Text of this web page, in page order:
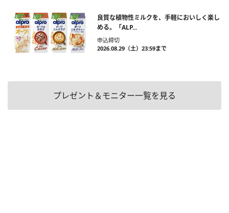
良質な植物性ミルクを、手軽においしく楽し
める。「ALP...
申込締切
2026.08.29（土）23:59まで
プレゼント＆モニター一覧を見る